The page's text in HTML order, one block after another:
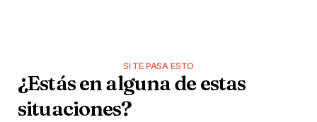
SI TE PASA ESTO
¿Estásenalgunade estas
situaciones?